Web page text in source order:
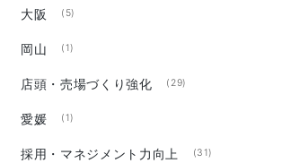
大阪 (5)
岡山 (1)
店頭・売場づくり強化 (29)
愛媛 (1)
採用・マネジメント力向上 (31)